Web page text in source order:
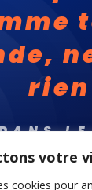
votre
cookies pour